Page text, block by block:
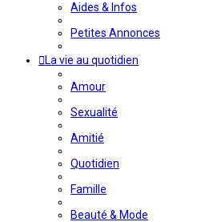
Aides & Infos
Petites Annonces
La vie au quotidien
Amour
Sexualité
Amitié
Quotidien
Famille
Beauté & Mode